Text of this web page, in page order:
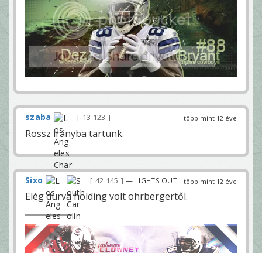
több mint 12 éve
szaba 13 123
Rossz irányba tartunk.
több mint 12 éve
Sixo 42 145 — LIGHTS OUT!
Elég durva holding volt ohrbergertől.